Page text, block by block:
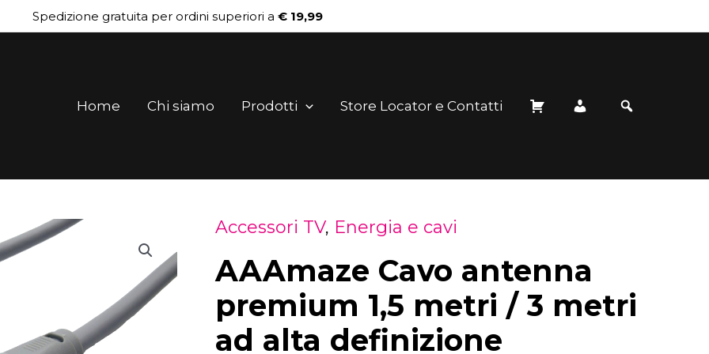
Spedizione gratuita per ordini superiori a € 19,99
Home Chi siamo Prodotti Store Locator e Contatti
Accessori TV, Energia e cavi
AAAmaze Cavo antenna
premium 1,5 metri / 3 metri
ad alta definizione
Fascia
di
prezzo:
AAAmaze
Cavo
antenna
premium